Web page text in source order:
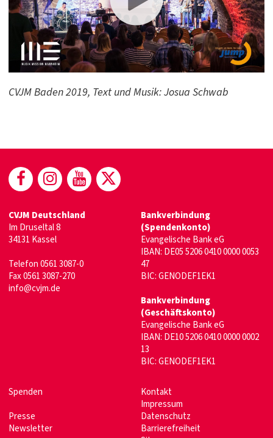
CVJM Baden 2019, Text und Musik: Josua Schwab
(öffnet in neuem Fenster)
(öffnet in neuem Fenster)
(öffnet in neuem Fenster)
(öffnet in neuem
CVJM Deutschland
Im Druseltal 8
34131 Kassel
Telefon 0561 3087-0
Fax 0561 3087-270
info@cvjm.de
Bankverbindung
(Spendenkonto)
Evangelische Bank eG
IBAN: DE05 5206 0410 0000 0053
47
BIC: GENODEF1EK1
Bankverbindung
(Geschäftskonto)
Evangelische Bank eG
IBAN: DE10 5206 0410 0000 0002
13
BIC: GENODEF1EK1
Spenden
Presse
Newsletter
Kontakt
Impressum
Datenschutz
Barrierefreiheit